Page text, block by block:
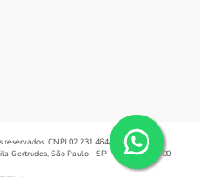
CNPJ 02.231.464/0001-34.
Gertrudes, São Paulo - SP - CEP 04707-000